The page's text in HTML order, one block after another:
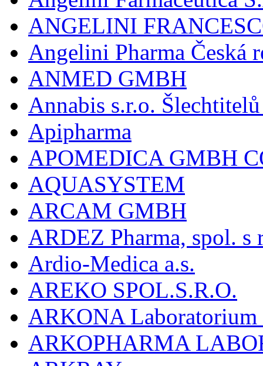
ANGELINI
Angelini Pharma Česká
ANMED GMBH
Annabis s.r.o.
Apipharma
APOMEDICA GMBH
AQUASYSTEM
ARCAM GMBH
ARDEZ Pharma, spol. s
Ardio-Medica a.s.
AREKO SPOL.S.R.O.
ARKONA
ARKOPHARMA